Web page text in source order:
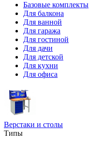
Базовые комплекты
Для балкона
Для ванной
Для гаража
Для гостиной
Для дачи
Для детской
Для кухни
Для офиса
Верстаки и столы
Типы